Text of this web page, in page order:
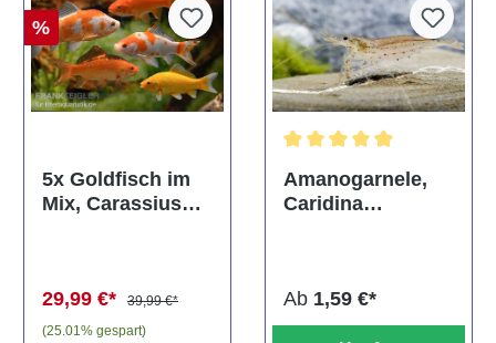
%
5x Goldfisch im
Mix, Carassius
29,99 €*
39,99 €*
(25.01% gespart)
Amanogarnele,
Caridina
Ab 1,59 €*